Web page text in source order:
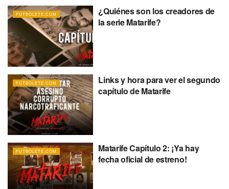
FUTBOLETE.COM
¿Quiénes son los creadores de
la serie Matarife?
FUTBOLETE.COM
Links y hora para ver el segundo
capítulo de Matarife
FUTBOLETE.COM
Matarife Capítulo 2: ¡Ya hay
fecha oficial de estreno!